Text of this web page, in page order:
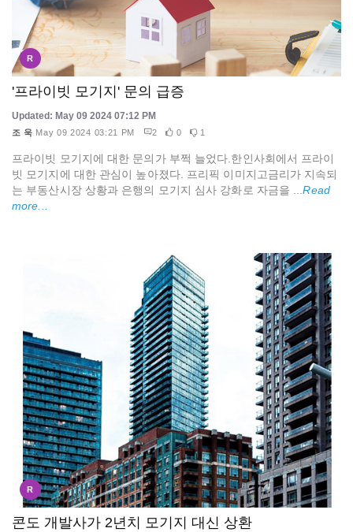
R
'프라이빗 모기지' 문의 급증
Updated: May 09 2024 07:12 PM
조 욱 May 09 2024 03:21 PM 2 0 1
프라이빗 모기지에 대한 문의가 부쩍 늘었다.한인사회에서 프라이
빗 모기지에 대한 관심이 높아졌다. 프리픽 이미지고금리가 지속되
는 부동산시장 상황과 은행의 모기지 심사 강화로 자금을 ...Read
more...
R
콘도 개발사가 2년치 모기지 대신 상환